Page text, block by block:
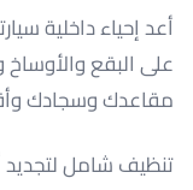
أعد إحياء داخلية
على البقع
مقاعدك وسجادك
تنظيف شامل لتجديد